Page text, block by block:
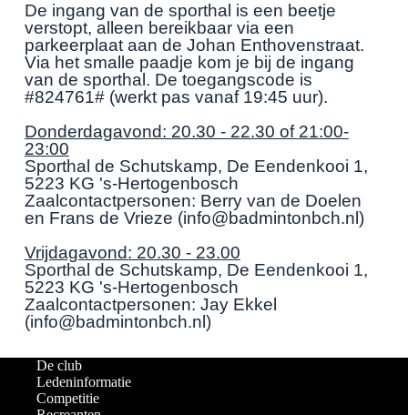
De ingang van de sporthal is een beetje
verstopt, alleen bereikbaar via een
parkeerplaat aan de Johan Enthovenstraat.
Via het smalle paadje kom je bij de ingang
van de sporthal. De toegangscode is
#824761# (werkt pas vanaf 19:45 uur).
Donderdagavond: 20.30 - 22.30 of 21:00-
23:00
Sporthal de Schutskamp, De Eendenkooi 1,
5223 KG 's-Hertogenbosch
Zaalcontactpersonen: Berry van de Doelen
en Frans de Vrieze (info@badmintonbch.nl)
Vrijdagavond: 20.30 - 23.00
Sporthal de Schutskamp, De Eendenkooi 1,
5223 KG 's-Hertogenbosch
Zaalcontactpersonen: Jay Ekkel
(info@badmintonbch.nl)
De club
Ledeninformatie
Competitie